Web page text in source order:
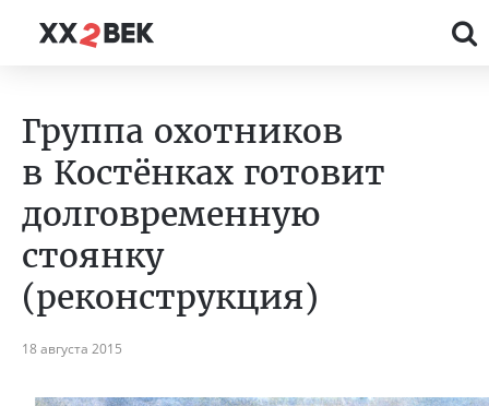
Группа охотников
в Костёнках готовит
долговременную
стоянку
(реконструкция)
18 августа 2015